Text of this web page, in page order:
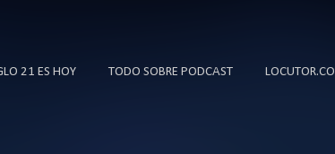
21 ES HOY TODO SOBRE PODCAST LOCUTOR.CO